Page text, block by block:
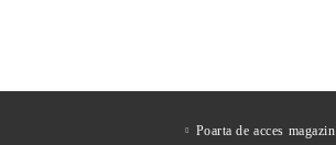
Poarta de acces magazin